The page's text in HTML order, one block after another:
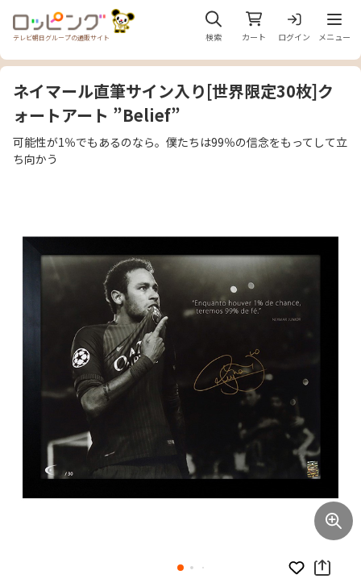
テレビ朝日グループの通販サイト 検索 カート ログイン
メニ
メニュー
お気に入り
ネイマール直筆サイン入り[世界限定30枚]ク
ォートアート ”Belief”
可能性が1％でもあるのなら。僕たちは99％の信念をもってして立
ち向かう